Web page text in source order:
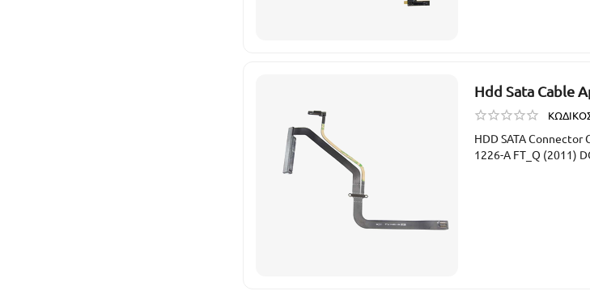
Hdd Sata Cable
HDD SATA Connector
1226-A FT_Q (2011)